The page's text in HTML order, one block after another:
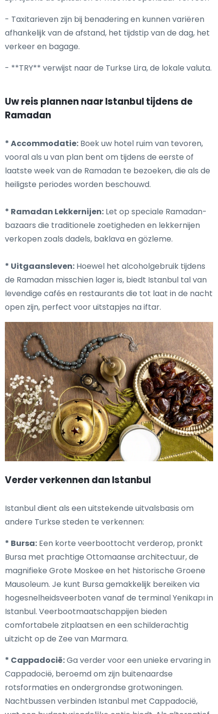
- Taxitarieven zijn bij benadering en kunnen variëren
afhankelijk van de afstand, het tijdstip van de dag, het
verkeer en bagage.
- **TRY** verwijst naar de Turkse Lira, de lokale valuta.
Uw reis plannen naar Istanbul tijdens de
Ramadan
* Accommodatie: Boek uw hotel ruim van tevoren,
vooral als u van plan bent om tijdens de eerste of
laatste week van de Ramadan te bezoeken, die als de
heiligste periodes worden beschouwd.
* Ramadan Lekkernijen: Let op speciale Ramadan-
bazaars die traditionele zoetigheden en lekkernijen
verkopen zoals dadels, baklava en gözleme.
* Uitgaansleven: Hoewel het alcoholgebruik tijdens
de Ramadan misschien lager is, biedt Istanbul tal van
levendige cafés en restaurants die tot laat in de nacht
open zijn, perfect voor uitstapjes na iftar.
Verder verkennen dan Istanbul
Istanbul dient als een uitstekende uitvalsbasis om
andere Turkse steden te verkennen:
* Bursa: Een korte veerboottocht verderop, pronkt
Bursa met prachtige Ottomaanse architectuur, de
magnifieke Grote Moskee en het historische Groene
Mausoleum. Je kunt Bursa gemakkelijk bereiken via
hogesnelheidsveerboten vanaf de terminal Yenikapı in
Istanbul. Veerbootmaatschappijen bieden
comfortabele zitplaatsen en een schilderachtig
uitzicht op de Zee van Marmara.
* Cappadocië:Ga verder voor een unieke ervaring in
Cappadocië, beroemd om zijn buitenaardse
rotsformaties en ondergrondse grotwoningen.
Nachtbussen verbinden Istanbul met Cappadocië,